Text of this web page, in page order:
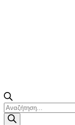
Products
search